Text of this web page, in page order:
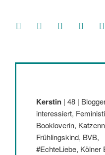
facebooksoundcloud
twitter mastodon
Kerstin | 48 |
interessiert,
Bookloverin,
Frühlingskind, BVB,
#EchteLiebe, Kölner